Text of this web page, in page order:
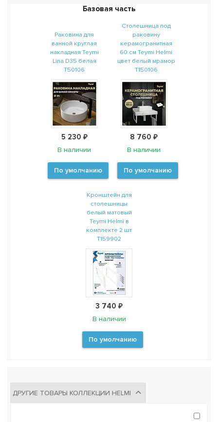
Базовая часть
Раковина для
ванной круглая
накладная Teymi
Lina D35 белая
T50106
5 230 ₽
В наличии
По умолчанию
Столешница под
раковину
керамогранитная
60 см Teymi Helmi
цвет белый мрамор
T150106
8 760 ₽
В наличии
По умолчанию
Кронштейн для
столешницы
белый матовый
Teymi Helmi в
комплекте 2 шт
T159902
3 740 ₽
В наличии
По умолчанию
ДРУГИЕ ТОВАРЫ КОЛЛЕКЦИИ HELMI